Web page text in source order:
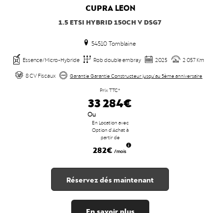
CUPRA LEON
1.5 ETSI HYBRID 150CH V DSG7
54510 Tomblaine
Essence/Micro-Hybride Rob double embray 2025
2 057 Km
8 CV Fiscaux
Garantie Garantie Constructeur jusqu'au 5ème anniversaire
Prix TTC*
33 284€
Ou
En Location avec
Option d'Achat à
partir de
282€ /mois
Réservez dés maintenant
En savoir plus